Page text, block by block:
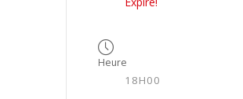
Heure
18H00